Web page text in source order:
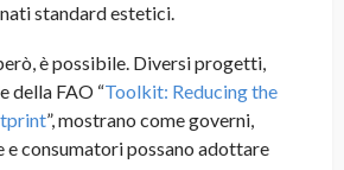
standard estetici.
è possibile. Diversi progetti,
della FAO “Toolkit: Reducing the
”, mostrano come governi,
consumatori possano adottare